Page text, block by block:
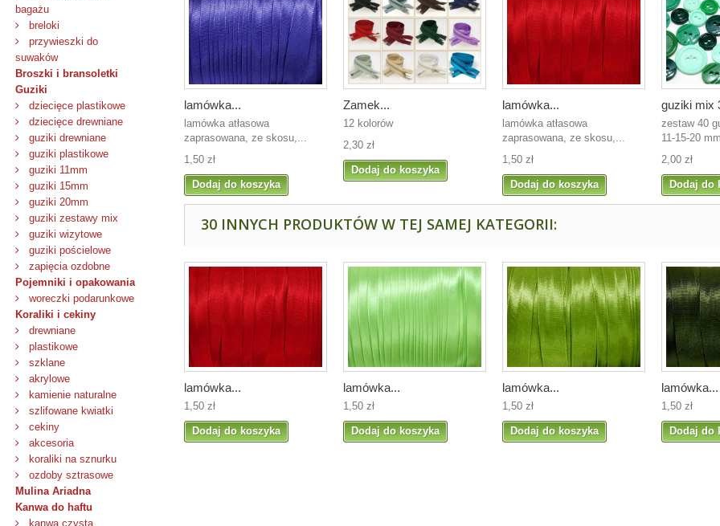
bagażu
breloki
przywieszki do
suwaków
Broszki i bransoletki
Guziki
dziecięce plastikowe
dziecięce drewniane
guziki drewniane
guziki plastikowe
guziki 11mm
guziki 15mm
guziki 20mm
guziki zestawy mix
guziki wizytowe
guziki pościelowe
zapięcia ozdobne
Pojemniki i opakowania
woreczki podarunkowe
Koraliki i cekiny
drewniane
plastikowe
szklane
akrylowe
kamienie naturalne
szlifowane kwiatki
cekiny
akcesoria
koraliki na sznurku
ozdoby sztrasowe
Mulina Ariadna
Kanwa do haftu
kanwa czysta
lamówka...
lamówka atłasowa
zaprasowana, ze skosu,...
1,50 zł
Dodaj do koszyka
Zamek...
12 kolorów
2,30 zł
Dodaj do koszyka
lamówka...
lamówka atłasowa
zaprasowana, ze skosu,...
1,50 zł
Dodaj do koszyka
guziki mix
zestaw 40
11-15-20
2,00 zł
Dodaj do
30 INNYCH PRODUKTÓW W TEJ SAMEJ KATEGORII:
lamówka...
1,50 zł
Dodaj do koszyka
lamówka...
1,50 zł
Dodaj do koszyka
lamówka...
1,50 zł
Dodaj do koszyka
lamówka...
1,50 zł
Dodaj do